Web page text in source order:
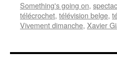
Something's going on,
télécrochet, télévision belge,
Vivement dimanche, Xavier